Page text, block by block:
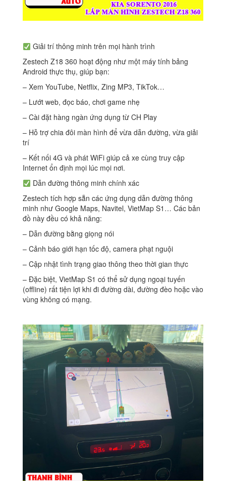
Giải trí thông minh trên mọi hành trình
Zestech Z18 360 hoạt động như một máy tính bảng
Android thực thụ, giúp bạn:
– Xem YouTube, Netflix, Zing MP3, TikTok…
– Lướt web, đọc báo, chơi game nhẹ
– Cài đặt hàng ngàn ứng dụng từ CH Play
– Hỗ trợ chia đôi màn hình để vừa dẫn đường, vừa giải
trí
– Kết nối 4G và phát WiFi giúp cả xe cùng truy cập
Internet ổn định mọi lúc mọi nơi.
Dẫn đường thông minh chính xác
Zestech tích hợp sẵn các ứng dụng dẫn đường thông
minh như Google Maps, Navitel, VietMap S1… Các bản
đồ này đều có khả năng:
– Dẫn đường bằng giọng nói
– Cảnh báo giới hạn tốc độ, camera phạt nguội
– Cập nhật tình trạng giao thông theo thời gian thực
– Đặc biệt, VietMap S1 có thể sử dụng ngoại tuyến
(offline) rất tiện lợi khi đi đường dài, đường đèo hoặc vào
vùng không có mạng.